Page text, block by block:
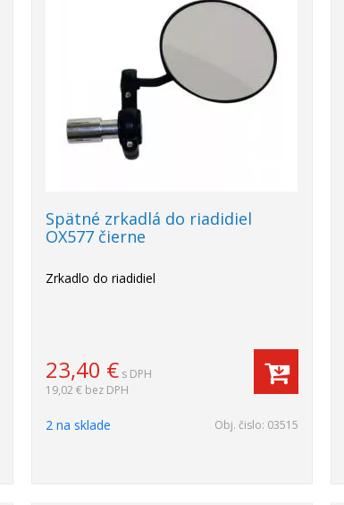
Spätné zrkadlá do riadidiel
OX577 čierne
Zrkadlo do riadidiel
23,40 € s DPH
19,02 € bez DPH
2 na sklade Obj. čislo: 03515